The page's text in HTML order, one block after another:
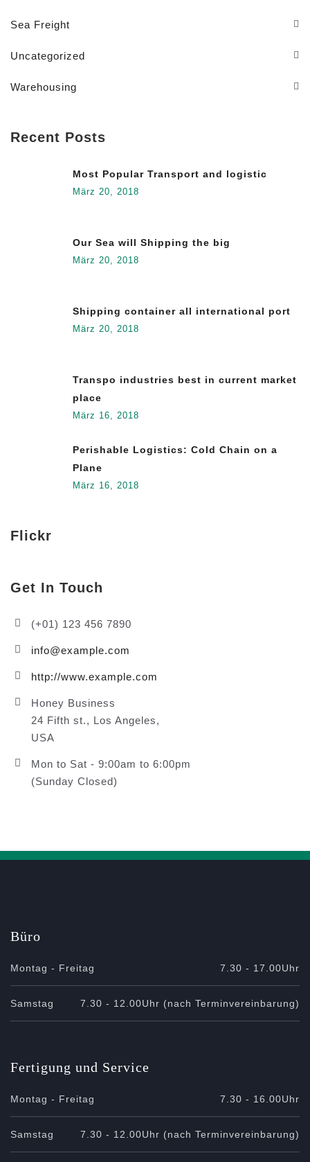
Sea Freight
Uncategorized
Warehousing
Recent Posts
Most Popular Transport and logistic
März 20, 2018
Our Sea will Shipping the big
März 20, 2018
Shipping container all international port
März 20, 2018
Transpo industries best in current market
place
März 16, 2018
Perishable Logistics: Cold Chain on a
Plane
März 16, 2018
Flickr
Get In Touch
(+01) 123 456 7890
info@example.com
http://www.example.com
Honey Business
24 Fifth st., Los Angeles,
USA
Mon to Sat - 9:00am to 6:00pm
(Sunday Closed)
Büro
Montag - Freitag 7.30 - 17.00Uhr
Samstag 7.30 - 12.00Uhr (nach Terminvereinbarung)
Fertigung und Service
Montag - Freitag 7.30 - 16.00Uhr
Samstag 7.30 - 12.00Uhr (nach Terminvereinbarung)